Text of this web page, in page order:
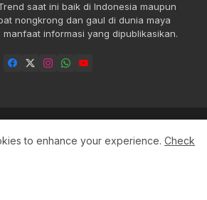
saat ini baik di Indonesia maupun
nongkrong dan gaul di dunia maya
informasi yang dipublikasikan.
©TOSUTEKNO | 2016-2026
to enhance your experience. Check